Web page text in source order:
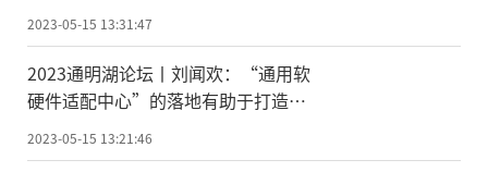
2023-05-15 13:31:47
2023通明湖论坛丨刘闻欢：“通用软
硬件适配中心”的落地有助于打造高
2023-05-15 13:21:46